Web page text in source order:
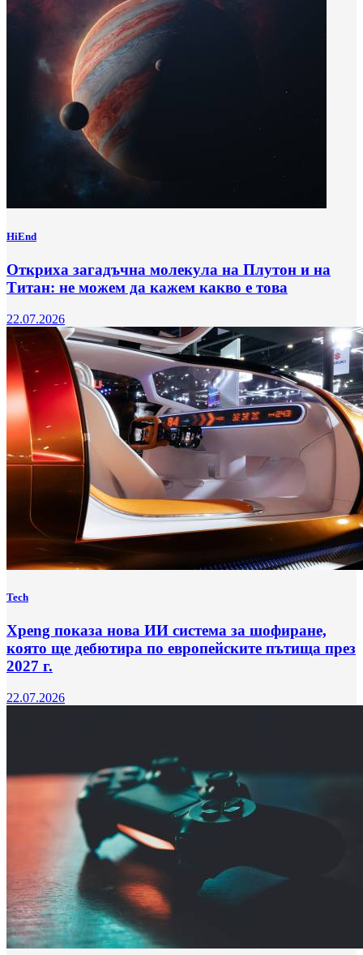
HiEnd
Откриха загадъчна молекула на Плутон и на
Титан: не можем да кажем какво е това
22.07.2026
Tech
Xpeng показа нова ИИ система за шофиране,
която ще дебютира по европейските пътища през
2027 г.
22.07.2026